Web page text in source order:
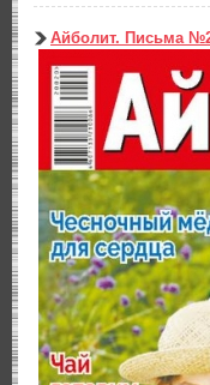
Айболит. Письма